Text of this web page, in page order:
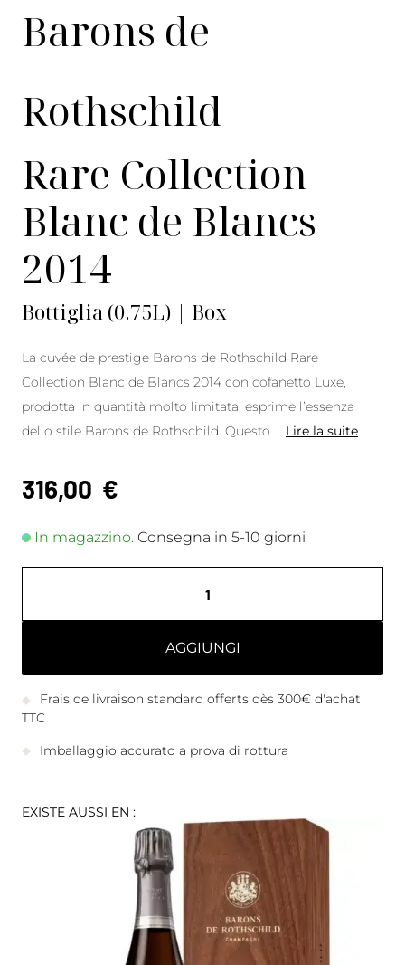
Barons de
Rothschild
Rare Collection
Blanc de Blancs
2014
Bottiglia (0.75L) | Box
La cuvée de prestige Barons de Rothschild Rare
Collection Blanc de Blancs 2014 con cofanetto Luxe,
prodotta in quantità molto limitata, esprime l’essenza
dello stile Barons de Rothschild. Questo
Lire la suite
316,00 €
In magazzino. Consegna in 5-10 giorni
AGGIUNGI
Frais de livraison standard offerts dès 300€ d'achat
TTC
Imballaggio accurato a prova di rottura
EXISTE AUSSI EN :